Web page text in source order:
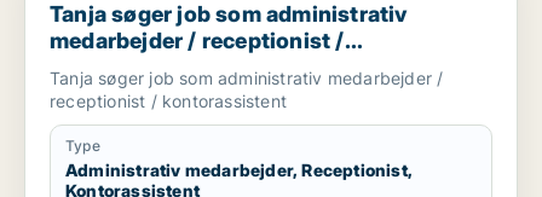
Tanja søger job som administrativ
medarbejder / receptionist /
kontorassistent
Tanja søger job som administrativ medarbejder /
receptionist / kontorassistent
Type
Administrativ medarbejder, Receptionist,
Kontorassistent